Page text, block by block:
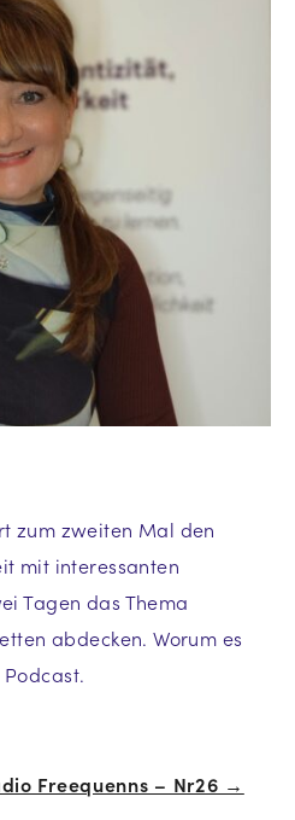
zum zweiten Mal den
mit interessanten
Tagen das Thema
abdecken. Worum es
Freequenns – Nr26 →